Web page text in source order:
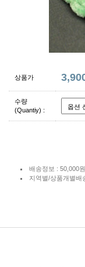
상품가
수량
(Quantiy) :
배송정보 : 50,000
지역별/상품개별배